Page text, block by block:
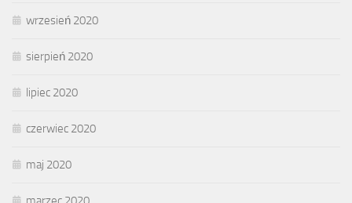
wrzesień 2020
sierpień 2020
lipiec 2020
czerwiec 2020
maj 2020